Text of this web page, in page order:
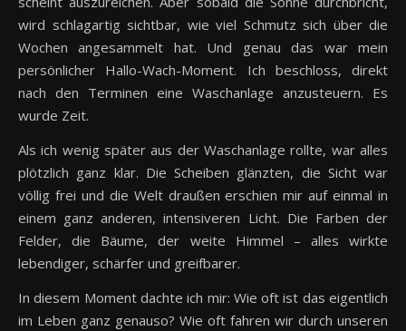
wird schlagartig sichtbar, wie viel Schmutz sich über die
Wochen angesammelt hat. Und genau das war mein
persönlicher Hallo-Wach-Moment. Ich beschloss, direkt
nach den Terminen eine Waschanlage anzusteuern. Es
wurde Zeit.
Als ich wenig später aus der Waschanlage rollte, war alles
plötzlich ganz klar. Die Scheiben glänzten, die Sicht war
völlig frei und die Welt draußen erschien mir auf einmal in
einem ganz anderen, intensiveren Licht. Die Farben der
Felder, die Bäume, der weite Himmel – alles wirkte
lebendiger, schärfer und greifbarer.
In diesem Moment dachte ich mir: Wie oft ist das eigentlich
im Leben ganz genauso? Wie oft fahren wir durch unseren